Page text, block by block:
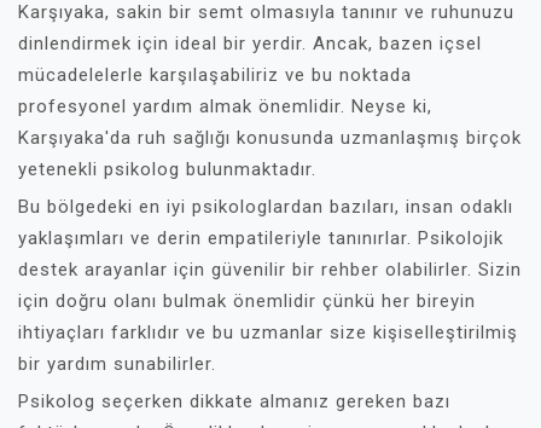
Karşıyaka, sakin bir semt olmasıyla tanınır ve ruhunuzu
dinlendirmek için ideal bir yerdir. Ancak, bazen içsel
mücadelelerle karşılaşabiliriz ve bu noktada
profesyonel yardım almak önemlidir. Neyse ki,
Karşıyaka'da ruh sağlığı konusunda uzmanlaşmış birçok
yetenekli psikolog bulunmaktadır.
Bu bölgedeki en iyi psikologlardan bazıları, insan odaklı
yaklaşımları ve derin empatileriyle tanınırlar. Psikolojik
destek arayanlar için güvenilir bir rehber olabilirler. Sizin
için doğru olanı bulmak önemlidir çünkü her bireyin
ihtiyaçları farklıdır ve bu uzmanlar size kişiselleştirilmiş
bir yardım sunabilirler.
Psikolog seçerken dikkate almanız gereken bazı